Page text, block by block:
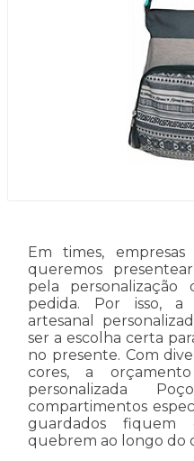
Em times,
queremos
pela
pedida. Por isso,
artesanal
ser a escolha certa
no presente. Com
cores, a
personalizada
compartimentos
guardados fiquem
quebrem ao longo do